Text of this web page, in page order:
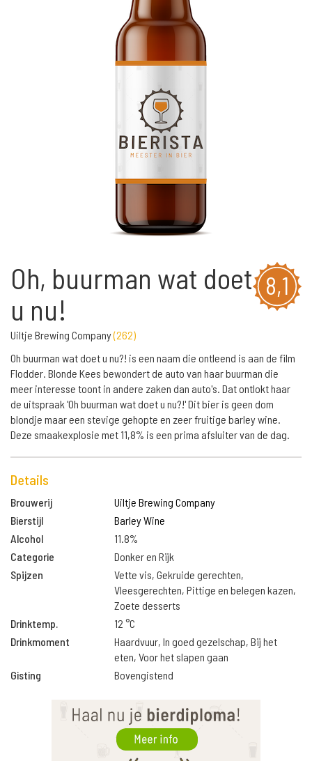
8,1
Oh, buurman wat doet
u nu!
Uiltje Brewing Company(262)
Oh buurman wat doet u nu?! is een naam die ontleend is aan de film
Flodder. Blonde Kees bewondert de auto van haar buurman die
meer interesse toont in andere zaken dan auto's. Dat ontlokt haar
de uitspraak 'Oh buurman wat doet u nu?!' Dit bier is geen dom
blondje maar een stevige gehopte en zeer fruitige barley wine.
Deze smaakexplosie met 11,8% is een prima afsluiter van de dag.
Details
Brouwerij
Uiltje Brewing Company
Bierstijl
Barley Wine
Alcohol
11.8%
Categorie
Donker en Rijk
Spijzen
Vette vis, Gekruide gerechten,
Vleesgerechten, Pittige en belegen kazen,
Zoete desserts
Drinktemp.
12 °C
Drinkmoment
Haardvuur, In goed gezelschap, Bij het
eten, Voor het slapen gaan
Gisting
Bovengistend